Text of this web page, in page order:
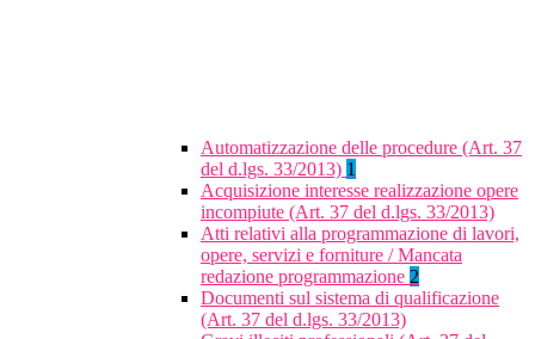
Automatizzazione delle procedure (Art. 37
del d.lgs. 33/2013) 1
Acquisizione interesse realizzazione opere
incompiute (Art. 37 del d.lgs. 33/2013)
Atti relativi alla programmazione di lavori,
opere, servizi e forniture / Mancata
redazione programmazione 2
Documenti sul sistema di qualificazione
(Art. 37 del d.lgs. 33/2013)